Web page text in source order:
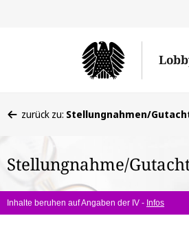
befinden
hier:
zurück zu: Stellungnahmen/
Stellungnahme/
Inhalte beruhen auf Angaben der IV - Infos